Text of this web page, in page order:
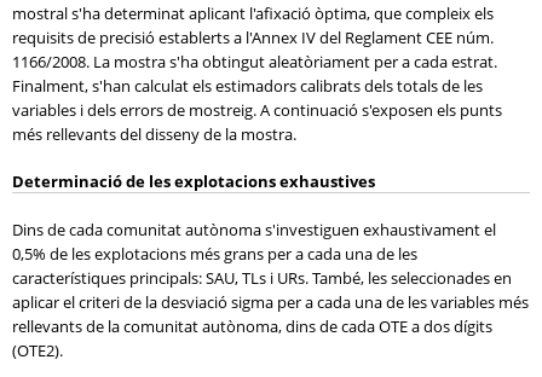
mostral s'ha determinat aplicant l'afixació òptima, que compleix els
requisits de precisió establerts a l'Annex IV del Reglament CEE núm.
1166/2008. La mostra s'ha obtingut aleatòriament per a cada estrat.
Finalment, s'han calculat els estimadors calibrats dels totals de les
variables i dels errors de mostreig. A continuació s'exposen els punts
més rellevants del disseny de la mostra.
Determinació de les explotacions exhaustives
Dins de cada comunitat autònoma s'investiguen exhaustivament el
0,5% de les explotacions més grans per a cada una de les
característiques principals: SAU, TLs i URs. També, les seleccionades en
aplicar el criteri de la desviació sigma per a cada una de les variables més
rellevants de la comunitat autònoma, dins de cada OTE a dos dígits
(OTE2).